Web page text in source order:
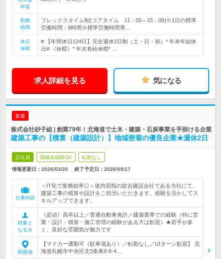
年収
勤務
時間
フレックスタイム制(コアタイム 11：00～15：00)※1日の標準
労働時間：8時間※標準労働時間帯…
休日
休暇
# 【年間休日124日】完全週休2日制（土・日・祝）* 年末年始休
日# 《休暇》* 年次有給休暇* …
求人詳細を見る 気になる
新着
株式会社砂子組 | 創業79年！北海道で土木・建築・石炭事業を手掛ける企業
建築工事の【積算（建築設計）】地域密着の優良企業★週休2日
正社員 職種未経験OK 転勤なし
情報更新日：2026/03/20 終了予定日： 2026/09/17
仕事内容
＜IT化で業務効率◎＞道内屈指の総合建設会社である当社にて、
建築工事の積算や設計をご担当いただきます。経験を活かしてス
キルアップできます。
対象と
なる方
《必須》高卒以上／普通自動車免許／建築業界での経験（特に営
業・設計・積算・施工管理の経験がある方は歓迎）★若手が多
く、良好な雰囲気が魅力です
勤務地
【マイカー通勤可（駐車場あり）／転勤なし／UIターン歓迎】 北
海道札幌市中央区北3条東8-8-4…